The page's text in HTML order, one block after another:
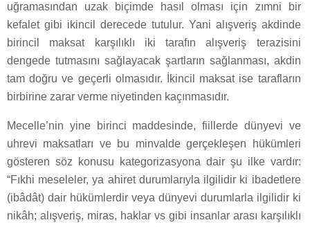
uğramasından uzak biçimde hasıl olması için zımni bir
kefalet gibi ikincil derecede tutulur. Yani alışveriş akdinde
birincil maksat karşılıklı iki tarafın alışveriş terazisini
dengede tutmasını sağlayacak şartların sağlanması, akdin
tam doğru ve geçerli olmasıdır. İkincil maksat ise tarafların
birbirine zarar verme niyetinden kaçınmasıdır.
Mecelle’nin yine birinci maddesinde, fiillerde dünyevi ve
uhrevi maksatları ve bu minvalde gerçekleşen hükümleri
gösteren söz konusu kategorizasyona dair şu ilke vardır:
“Fıkhi meseleler, ya ahiret durumlarıyla ilgilidir ki ibadetlere
(ibâdât) dair hükümlerdir veya dünyevi durumlarla ilgilidir ki
nikâh; alışveriş, miras, haklar vs gibi insanlar arası karşılıklı